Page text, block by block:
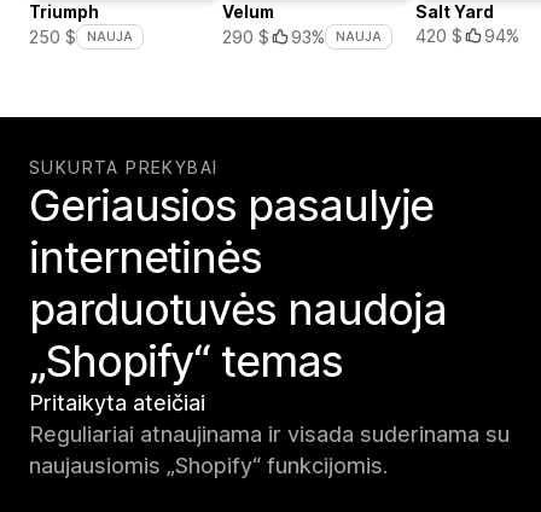
Triumph
250 $
NAUJA
Velum
290 $
93% NAUJA
Salt Yard
420 $
94%
SUKURTA PREKYBAI
Geriausios pasaulyje
internetinės
parduotuvės naudoja
„Shopify“ temas
Pritaikyta ateičiai
Reguliariai atnaujinama ir visada suderinama su
naujausiomis „Shopify“ funkcijomis.